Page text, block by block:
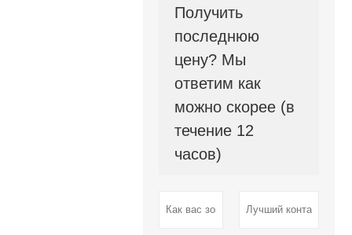
Получить
последнюю
цену? Мы
ответим как
можно скорее (в
течение 12
часов)